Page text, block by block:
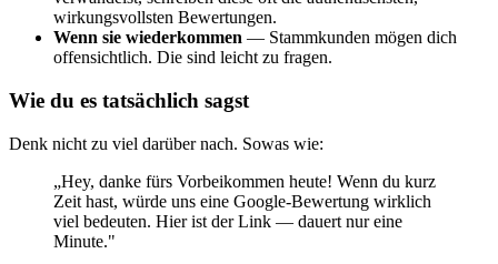
wirkungsvollsten Bewertungen.
Wenn sie wiederkommen — Stammkunden mögen dich
offensichtlich. Die sind leicht zu fragen.
Wie du es tatsächlich sagst
Denk nicht zu viel darüber nach. Sowas wie:
„Hey, danke fürs Vorbeikommen heute! Wenn du kurz
Zeit hast, würde uns eine Google-Bewertung wirklich
viel bedeuten. Hier ist der Link — dauert nur eine
Minute."